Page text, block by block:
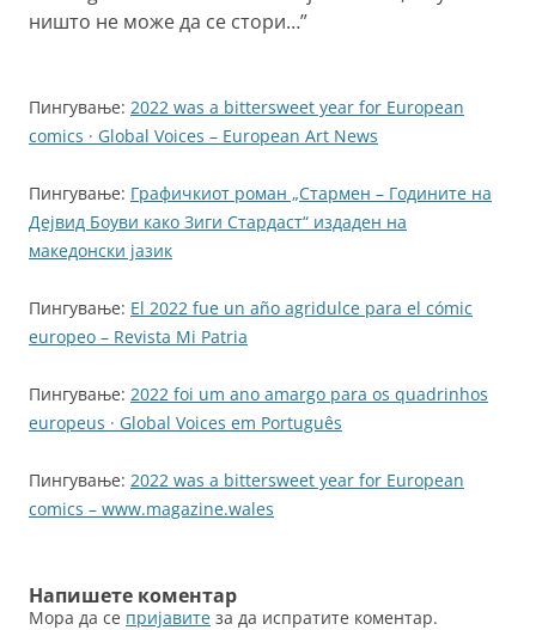
ништо не може да се стори…”
Пингување: 2022 was a bittersweet year for European
comics · Global Voices – European Art News
Пингување: Графичкиот роман „Стармен – Годините на
Дејвид Боуви како Зиги Стардаст“ издаден на
македонски јазик
Пингување: El 2022 fue un año agridulce para el cómic
europeo – Revista Mi Patria
Пингување: 2022 foi um ano amargo para os quadrinhos
europeus · Global Voices em Português
Пингување: 2022 was a bittersweet year for European
comics – www.magazine.wales
Напишете коментар
Мора да се пријавите за да испратите коментар.